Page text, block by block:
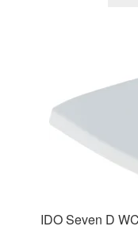
IDO Seven D